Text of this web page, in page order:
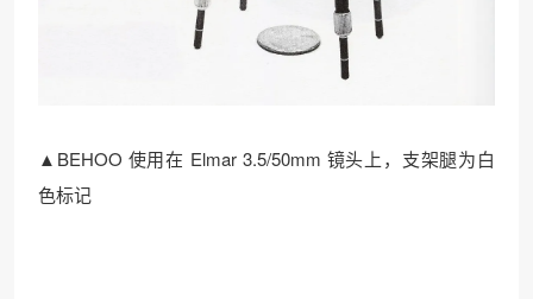
▲BEHOO 使用在 Elmar 3.5/50mm 镜头上，支架腿为白
色标记